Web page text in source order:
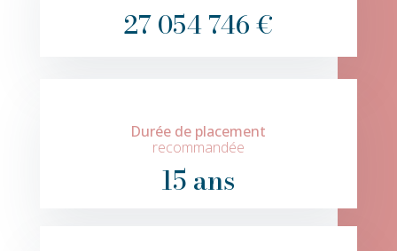
27 054 746 €
Durée de placement
recommandée
15 ans